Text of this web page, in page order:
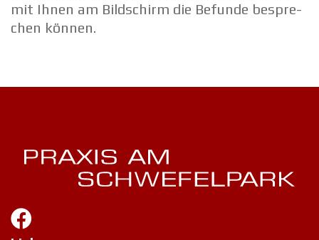
mit Ihnen am Bildschirm die Befunde bespre­
chen können.